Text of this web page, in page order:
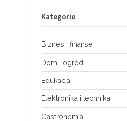
Kategorie
Biznes i finanse
Dom i ogród
Edukacja
Elektronika i technika
Gastronomia